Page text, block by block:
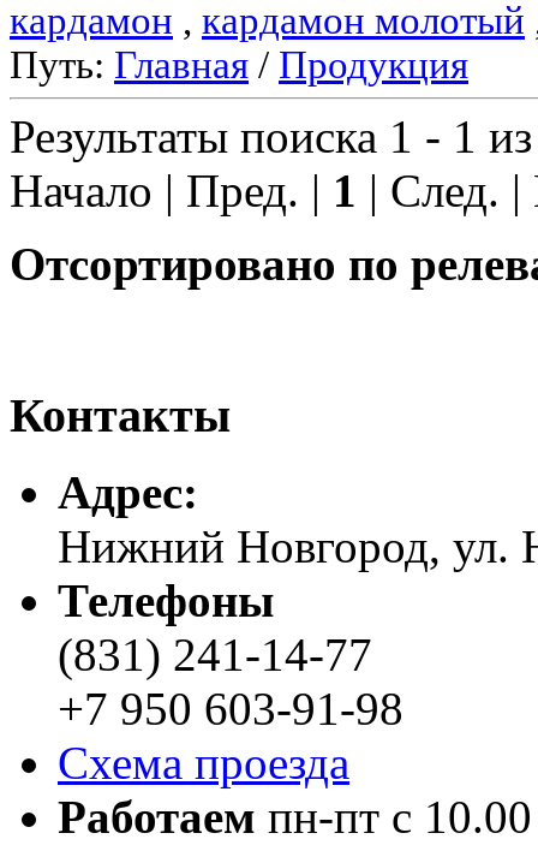
кардамон , кардамон молотый
Путь: Главная / Продукция
Результаты поиска 1 - 1
Начало | Пред. | 1 | След.
Отсортировано по
Контакты
Адреc:
Нижний Новгород, ул.
Телефоны
(831) 241-14-77
+7 950 603-91-98
Схема проезда
Работаем пн-пт с